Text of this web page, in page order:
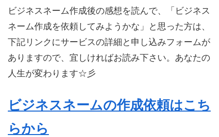
ビジネスネーム作成後の感想を読んで、「ビジネス
ネーム作成を依頼してみようかな」と思った方は、
下記リンクにサービスの詳細と申し込みフォームが
ありますので、宜しければお読み下さい。あなたの
人生が変わります☆彡
ビジネスネームの作成依頼はこち
らから